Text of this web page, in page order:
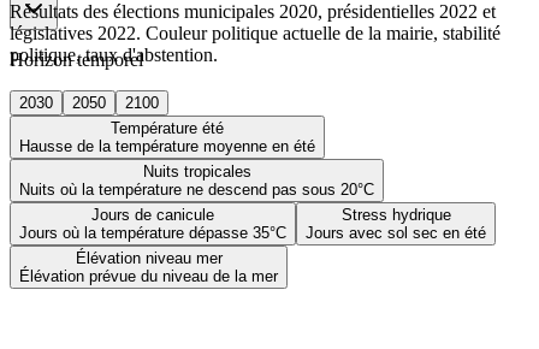
Horizon temporel
2030 2050
2100
Température été
Hausse de la température moyenne en été
Nuits tropicales
Nuits où la température ne descend pas sous 20°C
Jours de canicule
Jours où la température dépasse 35°C
Stress hydrique
Jours avec sol sec en été
Élévation niveau mer
Élévation prévue du niveau de la mer
Résultats des élections municipales 2020, présidentielles 2022 et
législatives 2022. Couleur politique actuelle de la mairie, stabilité
politique, taux d'abstention.